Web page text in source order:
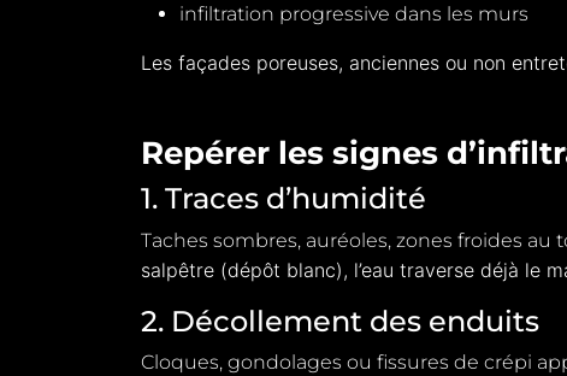
infiltration progressive dans les murs
Les façades poreuses, anciennes ou non
Repérer les signes
1. Traces d’humidité
Taches sombres, auréoles, zones froides au
salpêtre (dépôt blanc), l’eau traverse déjà le
2. Décollement des enduits
Cloques, gondolages ou fissures de crépi